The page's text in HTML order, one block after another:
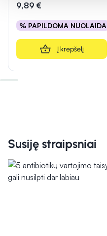
9,89 €
% PAPILDOMA NUOLAIDA
Į krepšelį
Susiję straipsniai